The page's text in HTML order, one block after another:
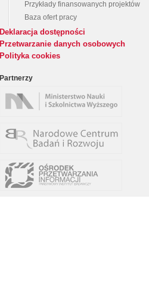
Przykłady finansowanych projektów
Baza ofert pracy
Deklaracja dostępności
Przetwarzanie danych osobowych
Polityka cookies
Partnerzy